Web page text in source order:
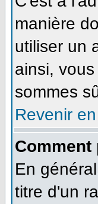
manière
utiliser un
ainsi,
sommes
Revenir
En
titre d'un